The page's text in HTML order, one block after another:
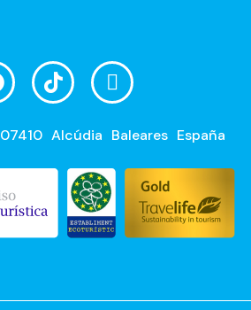
07410 Alcúdia Baleares España